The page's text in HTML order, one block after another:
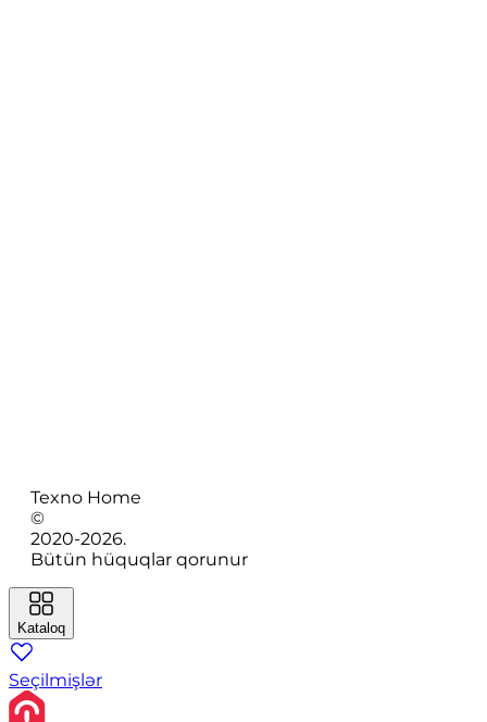
Texno Home
©
2020-2026.
Bütün hüquqlar qorunur
Kataloq
Seçilmişlər